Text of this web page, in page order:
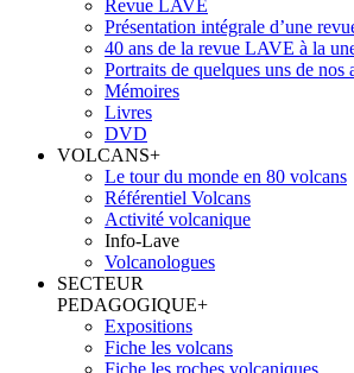
Revue LAVE
Présentation intégrale d’une
40 ans de la revue LAVE à la
Portraits de quelques uns de nos
Mémoires
Livres
DVD
VOLCANS+
Le tour du monde en 80 volcans
Référentiel Volcans
Activité volcanique
Info-Lave
Volcanologues
SECTEUR
PEDAGOGIQUE+
Expositions
Fiche les volcans
Fiche les roches volcaniques